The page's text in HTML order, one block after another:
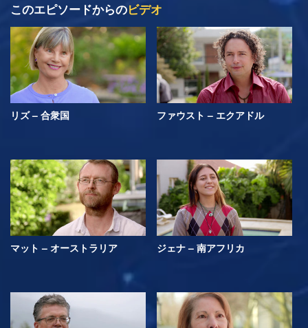
このエピソードからのビデオ
リズ – 合衆国 ファウスト – エクアドル
マット – オーストラリア ジェナ – 南アフリカ